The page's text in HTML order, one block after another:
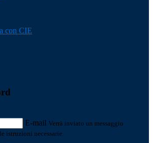
con CIE
E-mail Verrà inviato un messaggio
istruzioni necessarie.